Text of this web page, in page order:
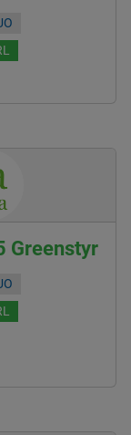
Greenstyr